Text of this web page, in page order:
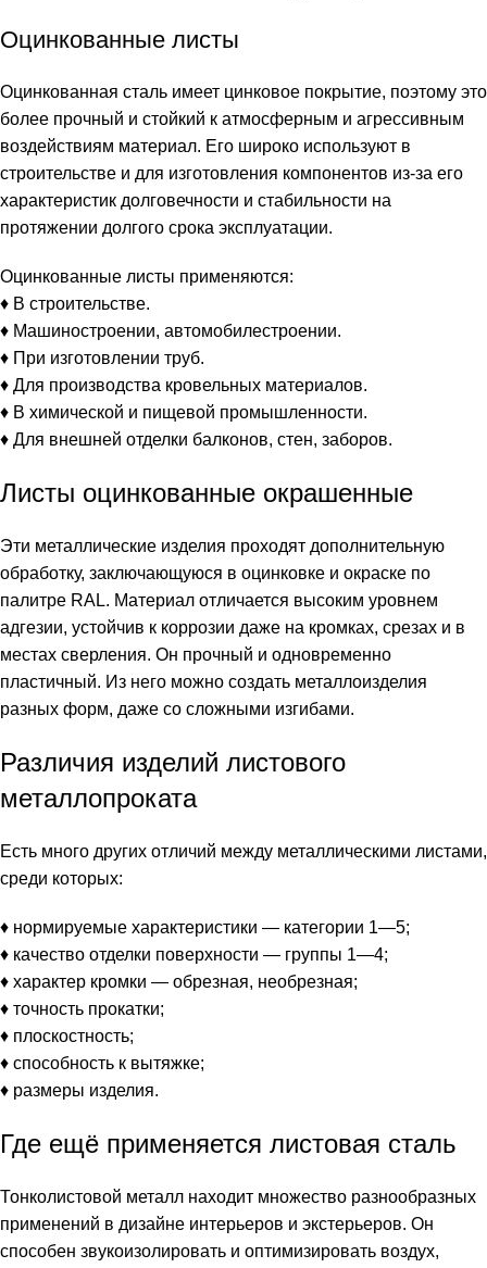
Оцинкованные листы
Оцинкованная сталь имеет цинковое покрытие, поэтому это
более прочный и стойкий к атмосферным и агрессивным
воздействиям материал. Его широко используют в
строительстве и для изготовления компонентов из-за его
характеристик долговечности и стабильности на
протяжении долгого срока эксплуатации.
Оцинкованные листы применяются:
♦ В строительстве.
♦ Машиностроении, автомобилестроении.
♦ При изготовлении труб.
♦ Для производства кровельных материалов.
♦ В химической и пищевой промышленности.
♦ Для внешней отделки балконов, стен, заборов.
Листы оцинкованные окрашенные
Эти металлические изделия проходят дополнительную
обработку, заключающуюся в оцинковке и окраске по
палитре RAL. Материал отличается высоким уровнем
адгезии, устойчив к коррозии даже на кромках, срезах и в
местах сверления. Он прочный и одновременно
пластичный. Из него можно создать металлоизделия
разных форм, даже со сложными изгибами.
Различия изделий листового
металлопроката
Есть много других отличий между металлическими листами,
среди которых:
♦ нормируемые характеристики — категории 1—5;
♦ качество отделки поверхности — группы 1—4;
♦ характер кромки — обрезная, необрезная;
♦ точность прокатки;
♦ плоскостность;
♦ способность к вытяжке;
♦ размеры изделия.
Где ещё применяется листовая сталь
Тонколистовой металл находит множество разнообразных
применений в дизайне интерьеров и экстерьеров. Он
способен звукоизолировать и оптимизировать воздух,